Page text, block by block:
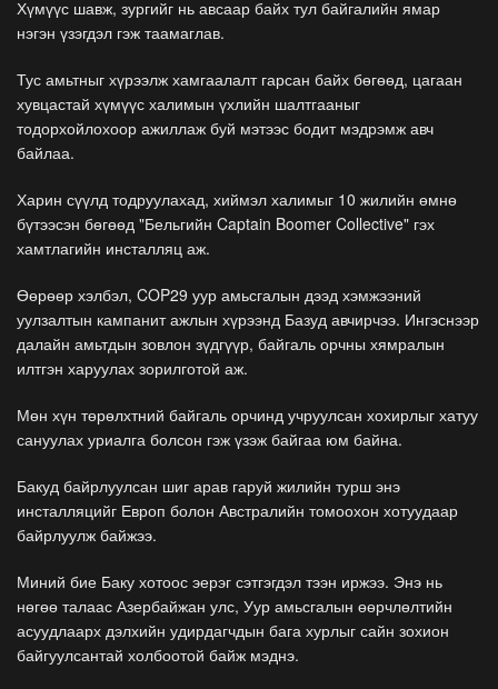
Хүмүүс шавж, зургийг нь авсаар байх тул байгалийн ямар
нэгэн үзэгдэл гэж таамаглав.
Тус амьтныг хүрээлж хамгаалалт гарсан байх бөгөөд, цагаан
хувцастай хүмүүс халимын үхлийн шалтгааныг
тодорхойлохоор ажиллаж буй мэтээс бодит мэдрэмж авч
байлаа.
Харин сүүлд тодруулахад, хиймэл халимыг 10 жилийн өмнө
бүтээсэн бөгөөд "Бельгийн Captain Boomer Collective" гэх
хамтлагийн инсталляц аж.
Өөрөөр хэлбэл, COP29 уур амьсгалын дээд хэмжээний
уулзалтын кампанит ажлын хүрээнд Базуд авчирчээ. Ингэснээр
далайн амьтдын зовлон зүдгүүр, байгаль орчны хямралын
илтгэн харуулах зорилготой аж.
Мөн хүн төрөлхтний байгаль орчинд учруулсан хохирлыг хатуу
сануулах уриалга болсон гэж үзэж байгаа юм байна.
Бакуд байрлуулсан шиг арав гаруй жилийн турш энэ
инсталляцийг Европ болон Австралийн томоохон хотуудаар
байрлуулж байжээ.
Миний бие Баку хотоос эерэг сэтгэгдэл тээн иржээ. Энэ нь
нөгөө талаас Азербайжан улс, Уур амьсгалын өөрчлөлтийн
асуудлаарх дэлхийн удирдагчдын бага хурлыг сайн зохион
байгуулсантай холбоотой байж мэднэ.